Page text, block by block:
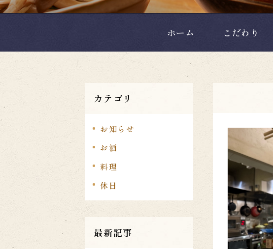
ホーム こだわり
カテゴリ
お知らせ
お酒
料理
休日
最新記事